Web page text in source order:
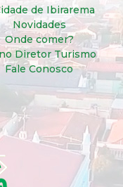
de Ibirarema
Novidades
Onde comer?
Diretor Turismo
Fale Conosco